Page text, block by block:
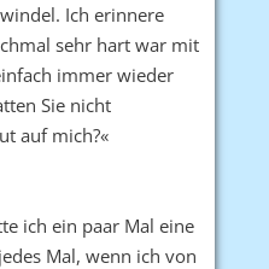
Ich erinnere
sehr hart war mit
immer wieder
Sie nicht
auf mich?«
ich ein paar Mal eine
Mal, wenn ich von